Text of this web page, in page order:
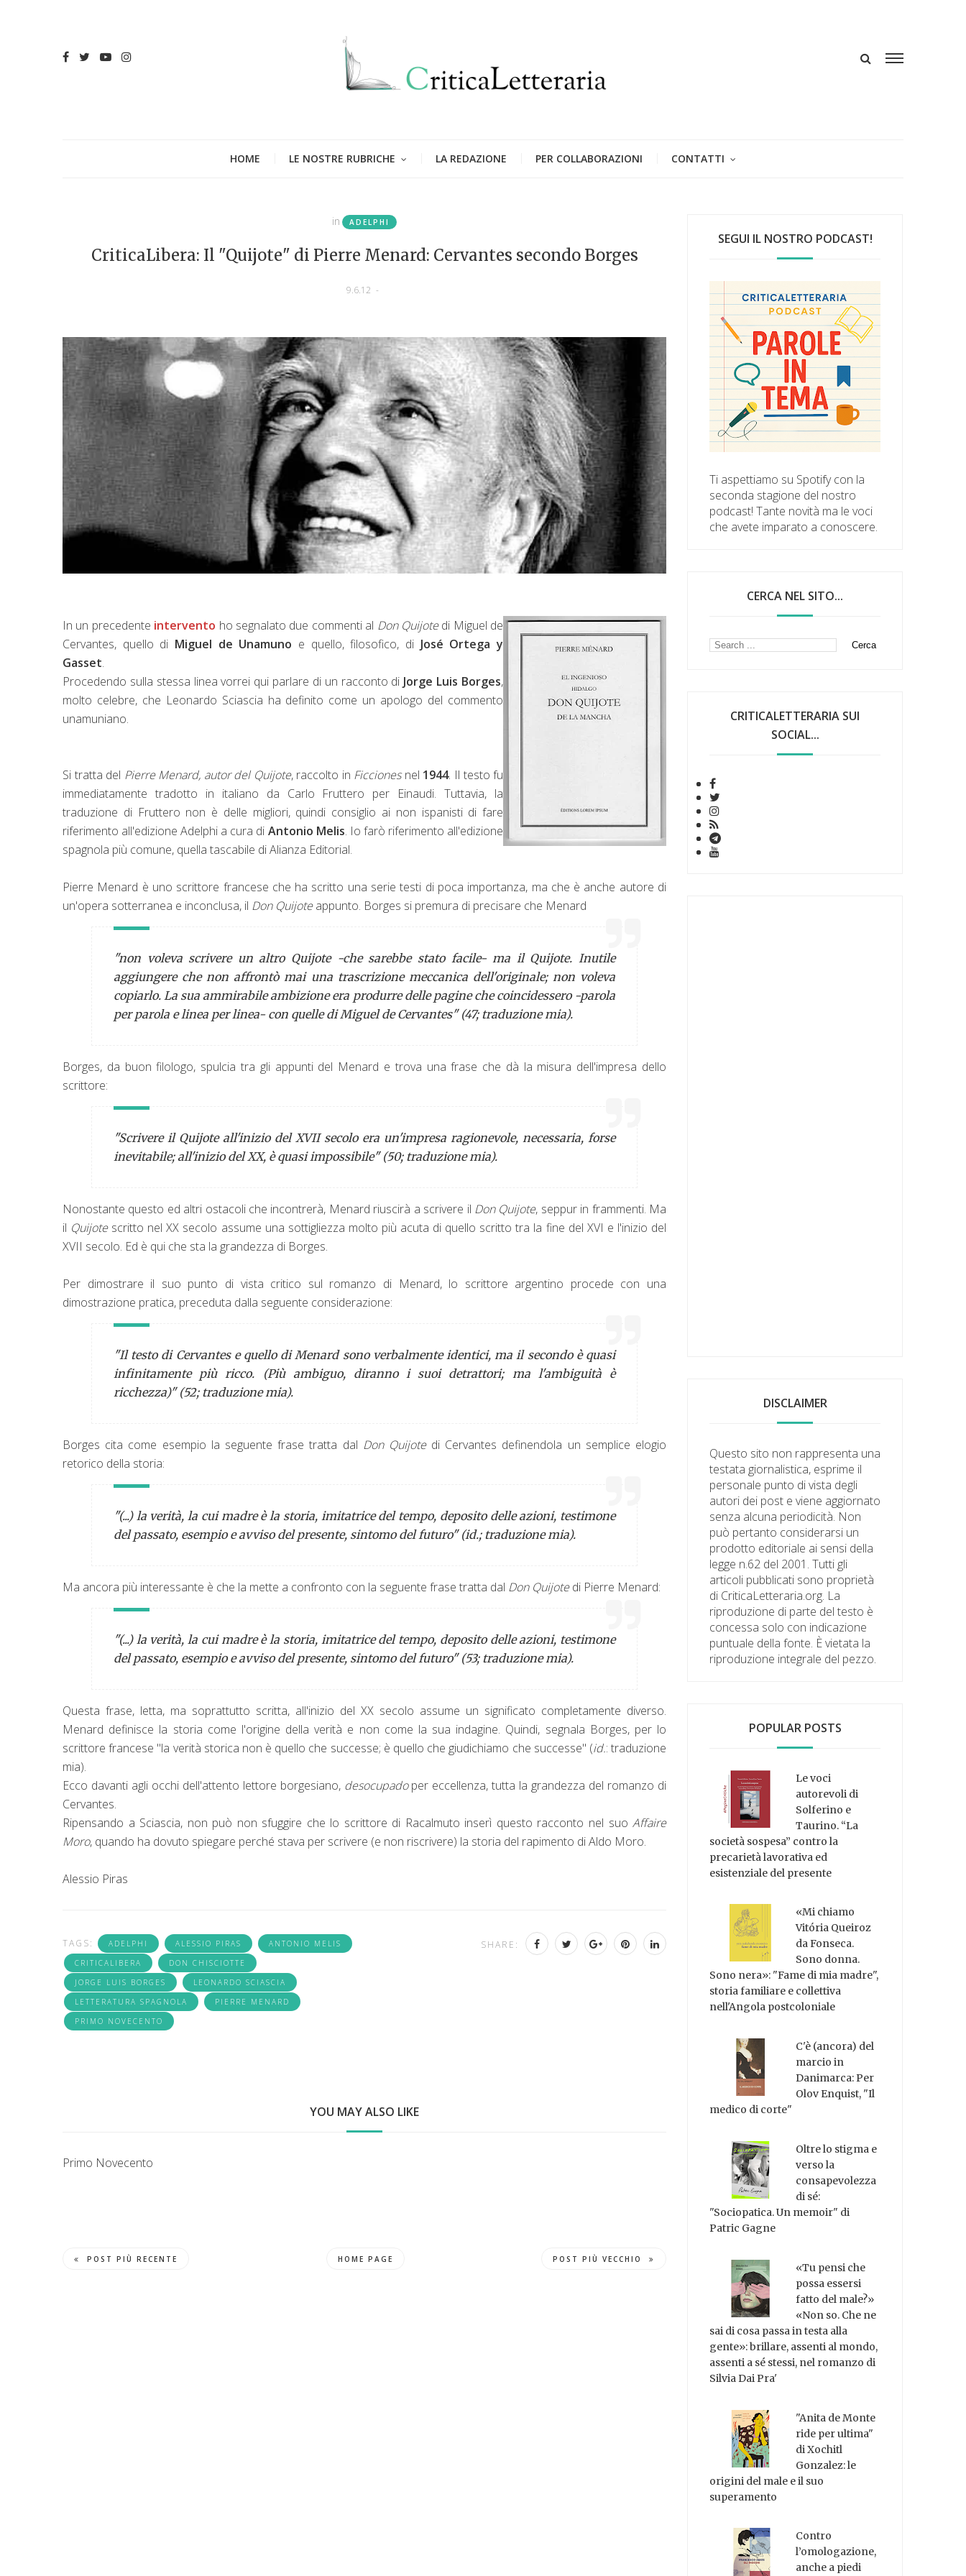
HOME LE NOSTRE RUBRICHE LA REDAZIONE PER COLLABORAZIONI CONTATTI
in ADELPHI
CriticaLibera: Il "Quijote" di Pierre Menard: Cervantes secondo Borges
9.6.12 -
In un precedente intervento ho segnalato due commenti al Don Quijotedi Miguel de
Cervantes, quello di Miguel de Unamuno e quello, filosofico, di José Ortega y
Gasset.
Procedendo sulla stessa linea vorrei qui parlare di un racconto di Jorge Luis Borges,
molto celebre, che Leonardo Sciascia ha definito come un apologo del commento
unamuniano.
Si tratta del Pierre Menard, autor del Quijote, raccolto in Ficcionesnel 1944. Il testo fu
immediatamente tradotto in italiano da Carlo Fruttero per Einaudi. Tuttavia, la
traduzione di Fruttero non è delle migliori, quindi consiglio ai non ispanisti di fare
riferimento all'edizione Adelphi a cura di Antonio Melis. Io farò riferimento all'edizione
spagnola più comune, quella tascabile di Alianza Editorial.
Pierre Menard è uno scrittore francese che ha scritto una serie testi di poca importanza, ma che è anche autore di
un'opera sotterranea e inconclusa, il Don Quijoteappunto. Borges si premura di precisare che Menard
"non voleva scrivere un altro Quijote -che sarebbe stato facile- ma il Quijote. Inutile
aggiungere che non affrontò mai una trascrizione meccanica dell'originale; non voleva
copiarlo. La sua ammirabile ambizione era produrre delle pagine che coincidessero -parola
per parola e linea per linea- con quelle di Miguel de Cervantes" (47; traduzione mia).
Borges, da buon filologo, spulcia tra gli appunti del Menard e trova una frase che dà la misura dell'impresa dello
scrittore:
"Scrivere il Quijote all'inizio del XVII secolo era un'impresa ragionevole, necessaria, forse
inevitabile; all'inizio del XX, è quasi impossibile" (50; traduzione mia).
Nonostante questo ed altri ostacoli che incontrerà, Menard riuscirà a scrivere il Don Quijote, seppur in frammenti. Ma
il Quijotescritto nel XX secolo assume una sottigliezza molto più acuta di quello scritto tra la fine del XVI e l'inizio del
XVII secolo. Ed è qui che sta la grandezza di Borges.
Per dimostrare il suo punto di vista critico sul romanzo di Menard, lo scrittore argentino procede con una
dimostrazione pratica, preceduta dalla seguente considerazione:
"Il testo di Cervantes e quello di Menard sono verbalmente identici, ma il secondo è quasi
infinitamente più ricco. (Più ambiguo, diranno i suoi detrattori; ma l'ambiguità è
ricchezza)" (52; traduzione mia).
Borges cita come esempio la seguente frase tratta dal Don Quijote di Cervantes definendola un semplice elogio
retorico della storia:
"(...) la verità, la cui madre è la storia, imitatrice del tempo, deposito delle azioni, testimone
del passato, esempio e avviso del presente, sintomo del futuro" (id.; traduzione mia).
Ma ancora più interessante è che la mette a confronto con la seguente frase tratta dal Don Quijotedi Pierre Menard:
"(...) la verità, la cui madre è la storia, imitatrice del tempo, deposito delle azioni, testimone
del passato, esempio e avviso del presente, sintomo del futuro" (53; traduzione mia).
Questa frase, letta, ma soprattutto scritta, all'inizio del XX secolo assume un significato completamente diverso.
Menard definisce la storia come l'origine della verità e non come la sua indagine. Quindi, segnala Borges, per lo
scrittore francese "la verità storica non è quello che successe; è quello che giudichiamo che successe" (id.: traduzione
mia).
Ecco davanti agli occhi dell'attento lettore borgesiano, desocupadoper eccellenza, tutta la grandezza del romanzo di
Cervantes.
Ripensando a Sciascia, non può non sfuggire che lo scrittore di Racalmuto inserì questo racconto nel suoAffaire
Moro, quando ha dovuto spiegare perché stava per scrivere (e non riscrivere) la storia del rapimento di Aldo Moro.
Alessio Piras
TAGS: ADELPHI ALESSIO PIRAS
ANTONIO MELIS
CRITICALIBERA
DON CHISCIOTTE
JORGE LUIS BORGES
LEONARDO SCIASCIA
LETTERATURA SPAGNOLA
PIERRE MENARD
PRIMO NOVECENTO
SHARE:
YOU MAY ALSO LIKE
Primo Novecento
POST PIÙ RECENTE HOME PAGE POST PIÙ VECCHIO
SEGUI IL NOSTRO PODCAST!
Ti aspettiamo su Spotify con la
seconda stagione del nostro
podcast! Tante novità ma le voci
che avete imparato a conoscere.
CERCA NEL SITO...
CRITICALETTERARIA SUI
SOCIAL...
DISCLAIMER
Questo sito non rappresenta una
testata giornalistica, esprime il
personale punto di vista degli
autori dei post e viene aggiornato
senza alcuna periodicità. Non
può pertanto considerarsi un
prodotto editoriale ai sensi della
legge n.62 del 2001. Tutti gli
articoli pubblicati sono proprietà
di CriticaLetteraria.org. La
riproduzione di parte del testo è
concessa solo con indicazione
puntuale della fonte. È vietata la
riproduzione integrale del pezzo.
POPULAR POSTS
Le voci
autorevoli di
Solferino e
Taurino. “La
società sospesa” contro la
precarietà lavorativa ed
esistenziale del presente
«Mi chiamo
Vitória Queiroz
da Fonseca.
Sono donna.
Sono nera»: "Fame di mia madre",
storia familiare e collettiva
nell'Angola postcoloniale
C'è (ancora) del
marcio in
Danimarca: Per
Olov Enquist, "Il
medico di corte"
Oltre lo stigma e
verso la
consapevolezza
di sé:
"Sociopatica. Un memoir" di
Patric Gagne
«Tu pensi che
possa essersi
fatto del male?»
«Non so. Che ne
sai di cosa passa in testa alla
gente»: brillare, assenti al mondo,
assenti a sé stessi, nel romanzo di
Silvia Dai Pra'
"Anita de Monte
ride per ultima"
di Xochitl
Gonzalez: le
origini del male e il suo
superamento
Contro
l’omologazione,
anche a piedi